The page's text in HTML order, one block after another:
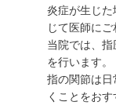
炎症が生じ
じて医師に
当院では、
を行います。
指の関節は
くことをお